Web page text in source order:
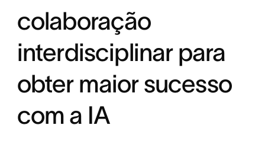
colaboração
interdisciplinar para
obter maior sucesso
com a IA